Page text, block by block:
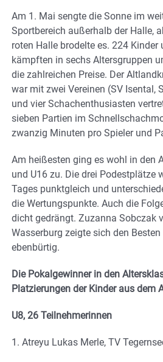
Am 1. Mai sengte die Sonne im
Sportbereich außerhalb der Halle,
roten Halle brodelte es. 224
kämpften in sechs Altersgruppen
die zahlreichen Preise. Der
war mit zwei Vereinen (SV Isental,
und vier Schachenthusiasten
sieben Partien im
zwanzig Minuten pro Spieler und
Am heißesten ging es wohl in den
und U16 zu. Die drei Podestplätze
Tages punktgleich und
die Wertungspunkte. Auch die
dicht gedrängt. Zuzanna Sobczak
Wasserburg zeigte sich den
ebenbürtig.
Die Pokalgewinner in den
Platzierungen der Kinder aus dem
U8, 26 Teilnehmerinnen
1. Atreyu Lukas Merle, TV